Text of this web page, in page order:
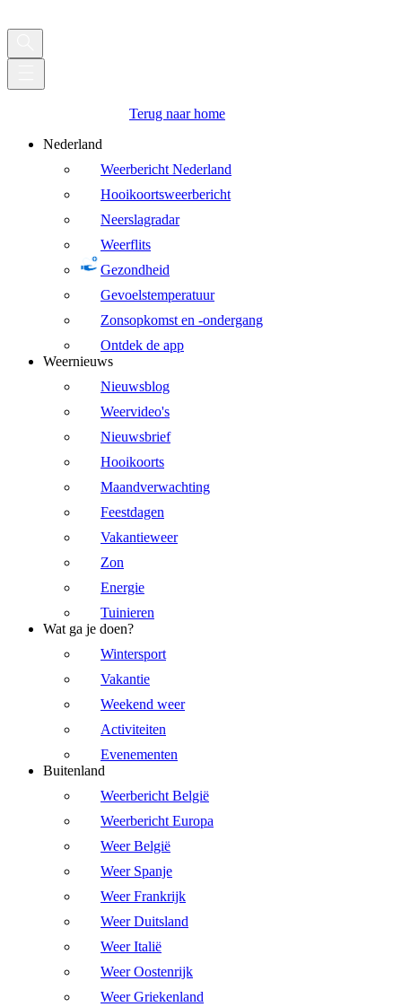
Terug naar home
Nederland
Weerbericht Nederland
Hooikoortsweerbericht
Neerslagradar
Weerflits
Gezondheid
Gevoelstemperatuur
Zonsopkomst en -ondergang
Ontdek de app
Weernieuws
Nieuwsblog
Weervideo's
Nieuwsbrief
Hooikoorts
Maandverwachting
Feestdagen
Vakantieweer
Zon
Energie
Tuinieren
Wat ga je doen?
Wintersport
Vakantie
Weekend weer
Activiteiten
Evenementen
Buitenland
Weerbericht België
Weerbericht Europa
Weer België
Weer Spanje
Weer Frankrijk
Weer Duitsland
Weer Italië
Weer Oostenrijk
Weer Griekenland